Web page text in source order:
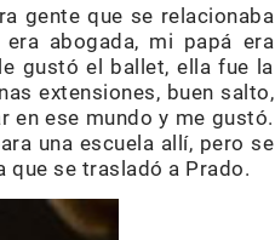
gente que se relacionaba
abogada, mi papá era
gustó el ballet, ella fue la
extensiones, buen salto,
en ese mundo y me gustó.
una escuela allí, pero se
que se trasladó a Prado.